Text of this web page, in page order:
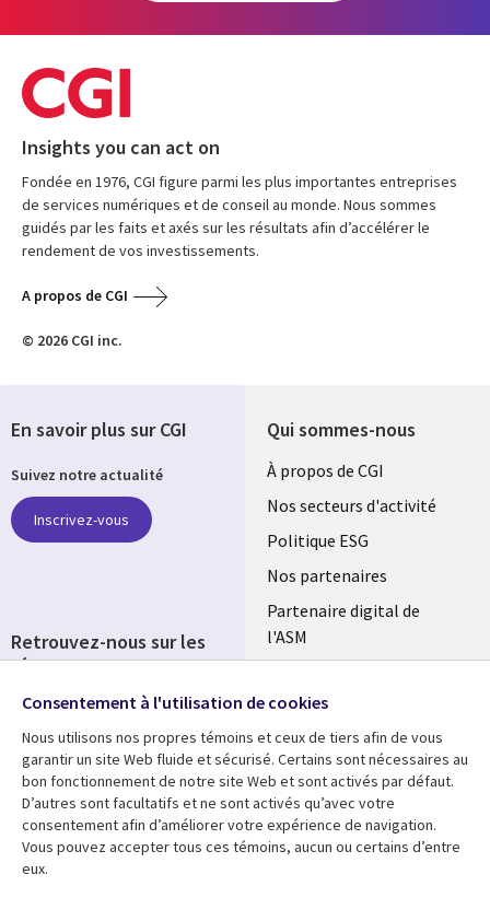
Insights you can act on
Fondée en 1976, CGI figure parmi les plus importantes entreprises
de services numériques et de conseil au monde. Nous sommes
guidés par les faits et axés sur les résultats afin d’accélérer le
rendement de vos investissements.
A propos de CGI
© 2026 CGI inc.
Qui sommes-nous
Useful
links
FRANCE
À propos de CGI
Nos secteurs d'activité
Politique ESG
Nos partenaires
Partenaire digital de
l'ASM
Fusions
Ressources
Library
Links
Articles
Blog
Support
Legal
Accessibilité
En savoir plus sur CGI
Suivez notre actualité
Inscrivez-vous
Retrouvez-nous sur les
réseaux
Social
Media
FRANCE
Consentement à l'utilisation de cookies
Nous utilisons nos propres témoins et ceux de tiers afin de vous
garantir un site Web fluide et sécurisé. Certains sont nécessaires au
bon fonctionnement de notre site Web et sont activés par défaut.
D’autres sont facultatifs et ne sont activés qu’avec votre
consentement afin d’améliorer votre expérience de navigation.
Vous pouvez accepter tous ces témoins, aucun ou certains d’entre
eux.